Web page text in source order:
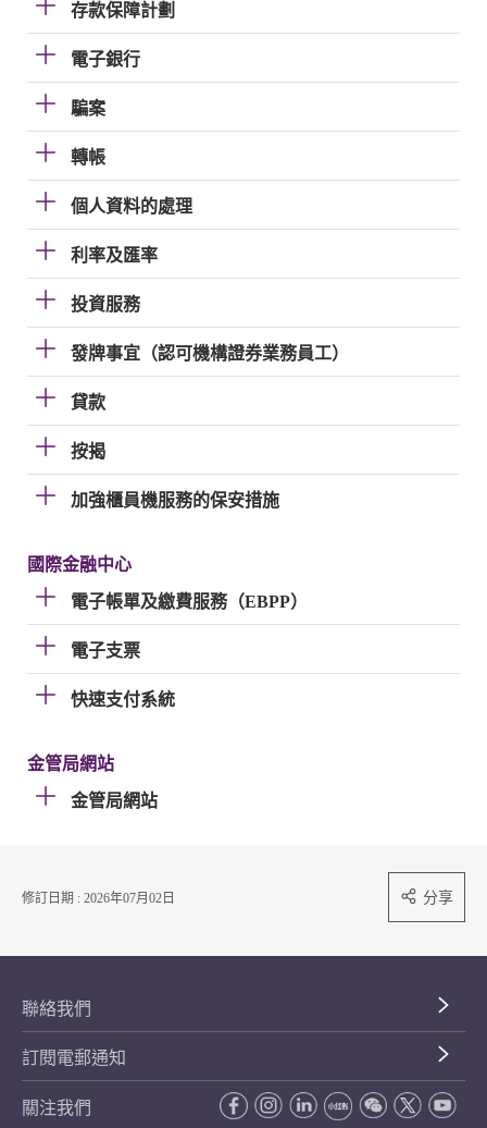
存款保障計劃
電子銀行
騙案
轉帳
個人資料的處理
利率及匯率
投資服務
發牌事宜（認可機構證券業務員工）
貸款
按揭
加強櫃員機服務的保安措施
國際金融中心
電子帳單及繳費服務（EBPP）
電子支票
快速支付系統
金管局網站
金管局網站
修訂日期 : 2026年07月02日 分享
聯絡我們
訂閱電郵通知
關注我們